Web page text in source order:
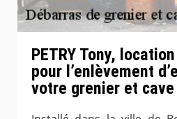
PETRY Tony,
pour l’enlèvement
votre grenier et cave